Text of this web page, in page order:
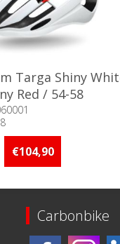
Targa Shiny
Red / 54-58
Minder dan 5
€104,90
Carbonbike